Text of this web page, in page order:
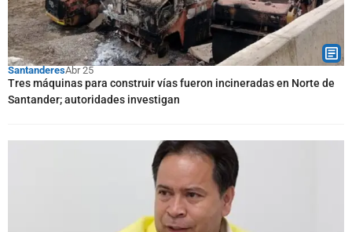
SantanderesAbr 25
Tres máquinas para construir vías fueron incineradas en Norte de
Santander; autoridades investigan